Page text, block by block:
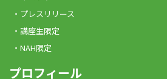
プレスリリース
講座生限定
NAH限定
プロフィール